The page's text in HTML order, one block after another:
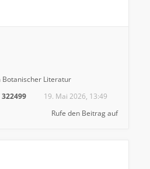
Literatur
322499
19. Mai 2026, 13:49
Rufe den Beitrag auf